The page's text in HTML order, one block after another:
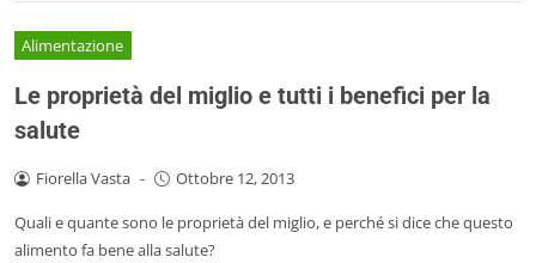
Alimentazione
Le proprietà del miglio e tutti i benefici per la
salute
Fiorella Vasta - Ottobre 12, 2013
Quali e quante sono le proprietà del miglio, e perché si dice che questo
alimento fa bene alla salute?